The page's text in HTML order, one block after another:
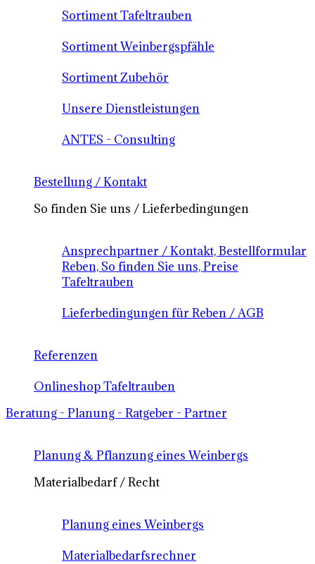
Sortiment Tafeltrauben
Sortiment Weinbergspfähle
Sortiment Zubehör
Unsere Dienstleistungen
ANTES - Consulting
Bestellung / Kontakt
So finden Sie uns / Lieferbedingungen
Ansprechpartner / Kontakt, Bestellformular
Reben, So finden Sie uns, Preise
Tafeltrauben
Lieferbedingungen für Reben / AGB
Referenzen
Onlineshop Tafeltrauben
Beratung - Planung - Ratgeber - Partner
Planung & Pflanzung eines Weinbergs
Materialbedarf / Recht
Planung eines Weinbergs
Materialbedarfsrechner